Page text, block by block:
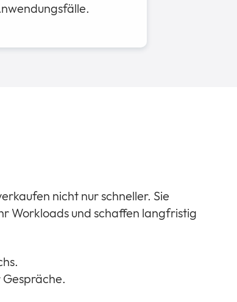
nicht nur schneller. Sie
Workloads und schaffen langfristig